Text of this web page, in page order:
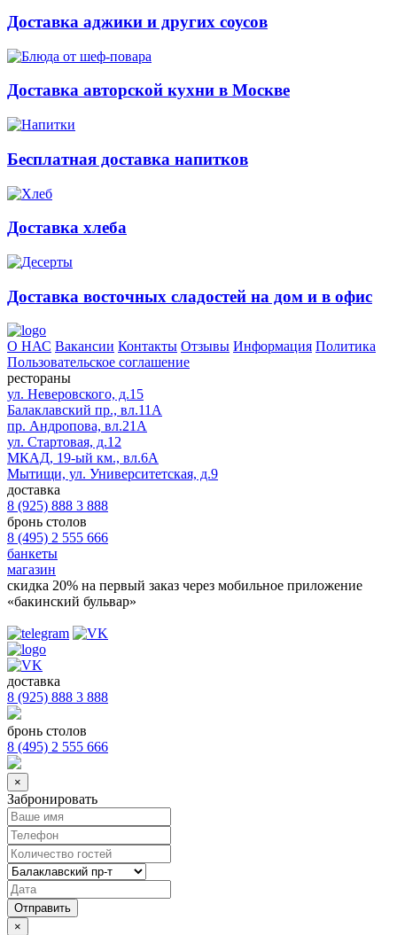
Доставка аджики и других соусов
Доставка авторской кухни в Москве
Бесплатная доставка напитков
Доставка хлеба
Доставка восточных сладостей на дом и в офис
О НАС Вакансии Контакты Отзывы Информация Политика
Пользовательское соглашение
рестораны
ул. Неверовского, д.15
Балаклавский пр., вл.11А
пр. Андропова, вл.21А
ул. Стартовая, д.12
МКАД, 19-ый км., вл.6А
Мытищи, ул. Университетская, д.9
доставка
8 (925) 888 3 888
бронь столов
8 (495) 2 555 666
банкеты
магазин
скидка 20% на первый заказ через мобильное приложение
«бакинский бульвар»
доставка
8 (925) 888 3 888
бронь столов
8 (495) 2 555 666
×
Забронировать
×